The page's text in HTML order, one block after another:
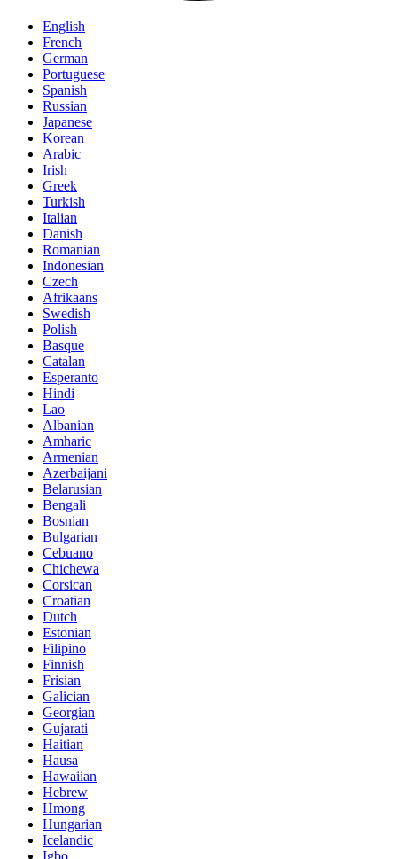
English
French
German
Portuguese
Spanish
Russian
Japanese
Korean
Arabic
Irish
Greek
Turkish
Italian
Danish
Romanian
Indonesian
Czech
Afrikaans
Swedish
Polish
Basque
Catalan
Esperanto
Hindi
Lao
Albanian
Amharic
Armenian
Azerbaijani
Belarusian
Bengali
Bosnian
Bulgarian
Cebuano
Chichewa
Corsican
Croatian
Dutch
Estonian
Filipino
Finnish
Frisian
Galician
Georgian
Gujarati
Haitian
Hausa
Hawaiian
Hebrew
Hmong
Hungarian
Icelandic
Igbo